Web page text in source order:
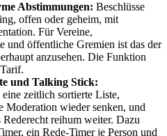
Abstimmungen: Beschlüsse
offen oder geheim, mit
Für Vereine,
und öffentliche Gremien ist das der
anzusehen. Die Funktion
und Talking Stick:
zeitlich sortierte Liste,
Moderation wieder senken, und
reihum weiter. Dazu
ein Rede-Timer je Person und